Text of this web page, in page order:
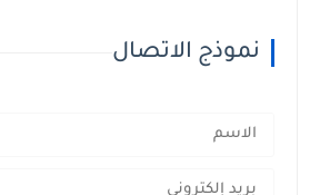
نموذج الاتصال